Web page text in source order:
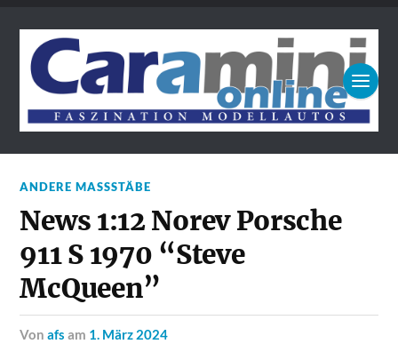
ANDERE MASSSTÄBE
News 1:12 Norev Porsche
911 S 1970 “Steve
McQueen”
vonafs am 1. März 2024